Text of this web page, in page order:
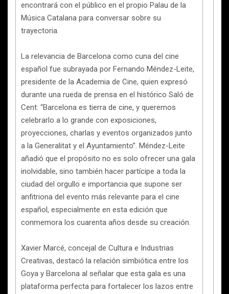
encontrará con el público en el propio Palau de la
Música Catalana para conversar sobre su
trayectoria.
La relevancia de Barcelona como cuna del cine
español fue subrayada por Fernando Méndez-Leite,
presidente de la Academia de Cine, quien expresó
durante una rueda de prensa en el histórico Saló de
Cent: “Barcelona es tierra de cine, y queremos
celebrarlo a lo grande con exposiciones,
proyecciones, charlas y eventos organizados junto
a la Generalitat y el Ayuntamiento”. Méndez-Leite
añadió que el propósito no es solo ofrecer una gala
inolvidable, sino también hacer partícipe a toda la
ciudad del orgullo e importancia que supone ser
anfitriona del evento más relevante para el cine
español, especialmente en esta edición que
conmemora los cuarenta años desde su creación.
Xavier Marcé, concejal de Cultura e Industrias
Creativas, destacó la relación simbiótica entre los
Goya y Barcelona al señalar que esta gala es una
plataforma perfecta para fortalecer los lazos entre